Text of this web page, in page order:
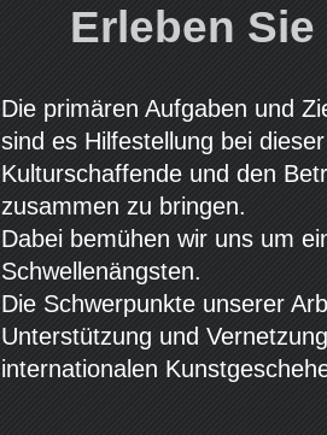
Erleben
Die primären Aufgaben und
sind es Hilfestellung bei
Kulturschaffende und den
zusammen zu bringen.
Dabei bemühen wir uns um
Schwellenängsten.
Die Schwerpunkte unserer
Unterstützung und
internationalen